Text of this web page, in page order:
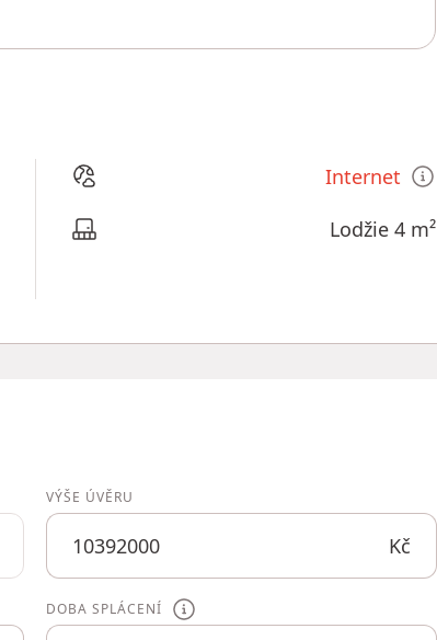
Internet
Lodžie 4 m²
VÝŠE ÚVĚRU
Kč
DOBA SPLÁCENÍ